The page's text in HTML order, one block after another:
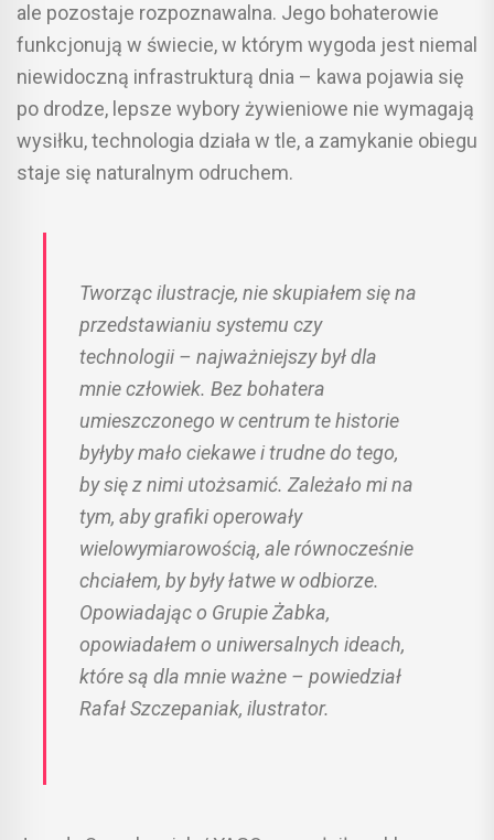
ale pozostaje rozpoznawalna. Jego bohaterowie
funkcjonują w świecie, w którym wygoda jest niemal
niewidoczną infrastrukturą dnia – kawa pojawia się
po drodze, lepsze wybory żywieniowe nie wymagają
wysiłku, technologia działa w tle, a zamykanie obiegu
staje się naturalnym odruchem.
Tworząc ilustracje, nie skupiałem się na
przedstawianiu systemu czy
technologii – najważniejszy był dla
mnie człowiek. Bez bohatera
umieszczonego w centrum te historie
byłyby mało ciekawe i trudne do tego,
by się z nimi utożsamić. Zależało mi na
tym, aby grafiki operowały
wielowymiarowością, ale równocześnie
chciałem, by były łatwe w odbiorze.
Opowiadając o Grupie Żabka,
opowiadałem o uniwersalnych ideach,
które są dla mnie ważne – powiedział
Rafał Szczepaniak, ilustrator.